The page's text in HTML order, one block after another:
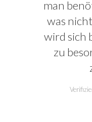
man
was
wird sich
zu